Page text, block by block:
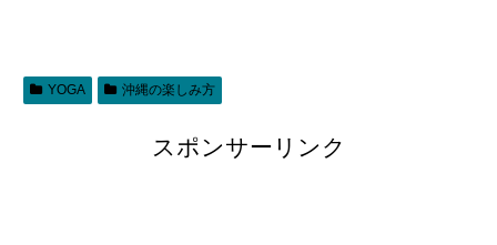
YOGA 沖縄の楽しみ方
スポンサーリンク